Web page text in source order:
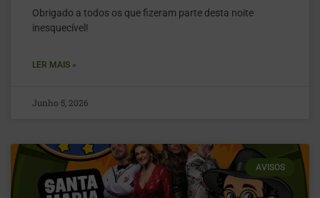
Obrigado a todos os que fizeram parte desta noite
inesquecível!
LER MAIS »
Junho 5, 2026
AVISOS